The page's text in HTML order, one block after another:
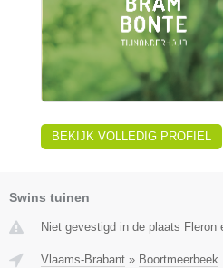
BEKIJK VOLLEDIG PROFIEL
Swins tuinen
Niet gevestigd in de plaats Fleron
Vlaams-Brabant » Boortmeerbeek